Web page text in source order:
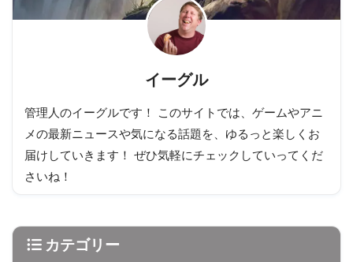
イーグル
管理人のイーグルです！ このサイトでは、ゲームやアニ
メの最新ニュースや気になる話題を、ゆるっと楽しくお
届けしていきます！ ぜひ気軽にチェックしていってくだ
さいね！
カテゴリー